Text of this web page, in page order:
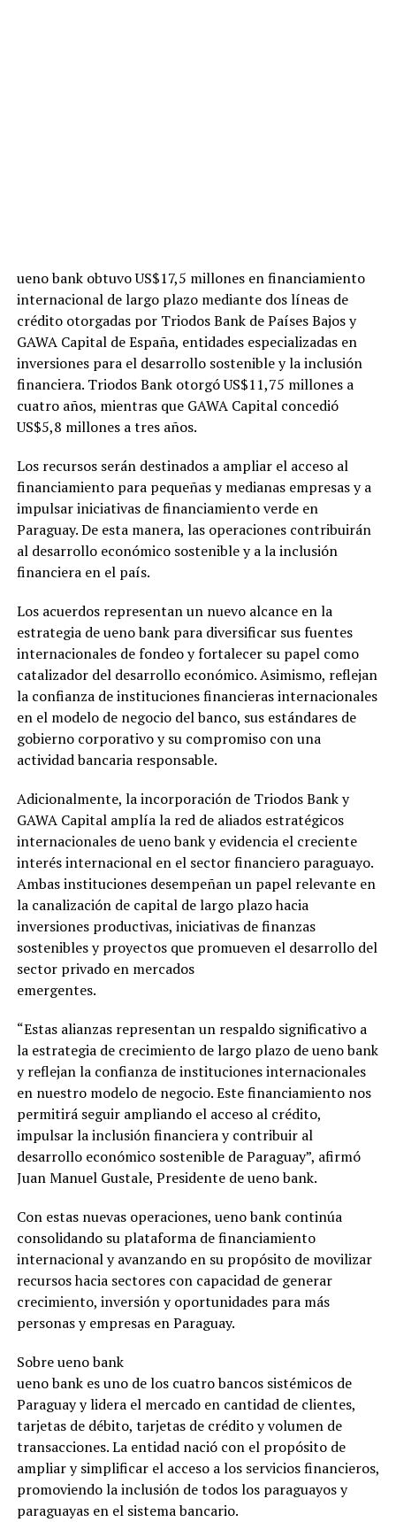
ueno bank obtuvo US$17,5 millones en financiamiento
internacional de largo plazo mediante dos líneas de
crédito otorgadas por Triodos Bank de Países Bajos y
GAWA Capital de España, entidades especializadas en
inversiones para el desarrollo sostenible y la inclusión
financiera. Triodos Bank otorgó US$11,75 millones a
cuatro años, mientras que GAWA Capital concedió
US$5,8 millones a tres años.
Los recursos serán destinados a ampliar el acceso al
financiamiento para pequeñas y medianas empresas y a
impulsar iniciativas de financiamiento verde en
Paraguay. De esta manera, las operaciones contribuirán
al desarrollo económico sostenible y a la inclusión
financiera en el país.
Los acuerdos representan un nuevo alcance en la
estrategia de ueno bank para diversificar sus fuentes
internacionales de fondeo y fortalecer su papel como
catalizador del desarrollo económico. Asimismo, reflejan
la confianza de instituciones financieras internacionales
en el modelo de negocio del banco, sus estándares de
gobierno corporativo y su compromiso con una
actividad bancaria responsable.
Adicionalmente, la incorporación de Triodos Bank y
GAWA Capital amplía la red de aliados estratégicos
internacionales de ueno bank y evidencia el creciente
interés internacional en el sector financiero paraguayo.
Ambas instituciones desempeñan un papel relevante en
la canalización de capital de largo plazo hacia
inversiones productivas, iniciativas de finanzas
sostenibles y proyectos que promueven el desarrollo del
sector privado en mercados
emergentes.
“Estas alianzas representan un respaldo significativo a
la estrategia de crecimiento de largo plazo de ueno bank
y reflejan la confianza de instituciones internacionales
en nuestro modelo de negocio. Este financiamiento nos
permitirá seguir ampliando el acceso al crédito,
impulsar la inclusión financiera y contribuir al
desarrollo económico sostenible de Paraguay”, afirmó
Juan Manuel Gustale, Presidente de ueno bank.
Con estas nuevas operaciones, ueno bank continúa
consolidando su plataforma de financiamiento
internacional y avanzando en su propósito de movilizar
recursos hacia sectores con capacidad de generar
crecimiento, inversión y oportunidades para más
personas y empresas en Paraguay.
Sobre ueno bank
ueno bank es uno de los cuatro bancos sistémicos de
Paraguay y lidera el mercado en cantidad de clientes,
tarjetas de débito, tarjetas de crédito y volumen de
transacciones. La entidad nació con el propósito de
ampliar y simplificar el acceso a los servicios financieros,
promoviendo la inclusión de todos los paraguayos y
paraguayas en el sistema bancario.